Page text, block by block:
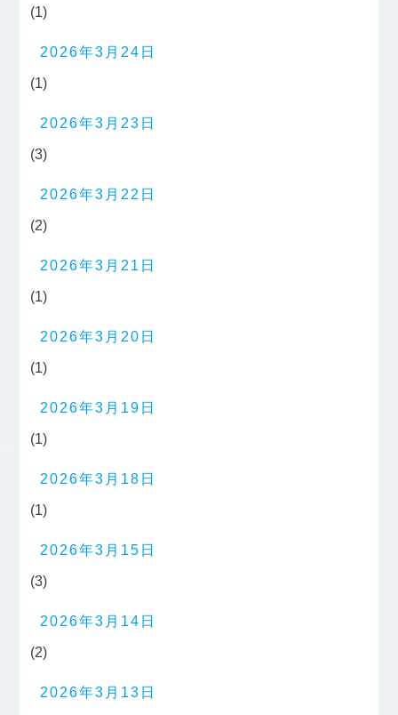
(1)
2026年3月24日
(1)
2026年3月23日
(3)
2026年3月22日
(2)
2026年3月21日
(1)
2026年3月20日
(1)
2026年3月19日
(1)
2026年3月18日
(1)
2026年3月15日
(3)
2026年3月14日
(2)
2026年3月13日